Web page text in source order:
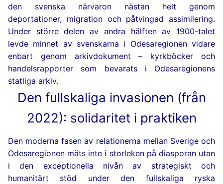
den svenska närvaron nästan helt genom
deportationer, migration och påtvingad assimilering.
Under större delen av andra hälften av 1900-talet
levde minnet av svenskarna i Odesaregionen vidare
enbart genom arkivdokument – kyrkböcker och
handelsrapporter som bevarats i Odesaregionens
statliga arkiv.
Den fullskaliga invasionen (från
2022): solidaritet i praktiken
Den moderna fasen av relationerna mellan Sverige och
Odesaregionen mäts inte i storleken på diasporan utan
i den exceptionella nivån av strategiskt och
humanitärt stöd under den fullskaliga ryska